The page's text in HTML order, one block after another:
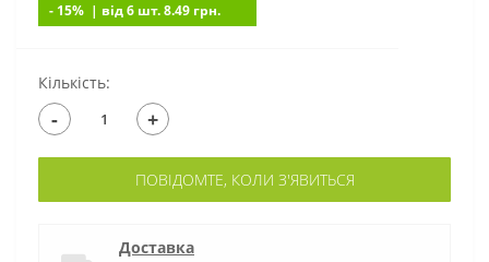
- 15% | вiд 6 шт. 8.49 грн.
Кількість:
- +
ПОВІДОМТЕ, КОЛИ З'ЯВИТЬСЯ
Доставка